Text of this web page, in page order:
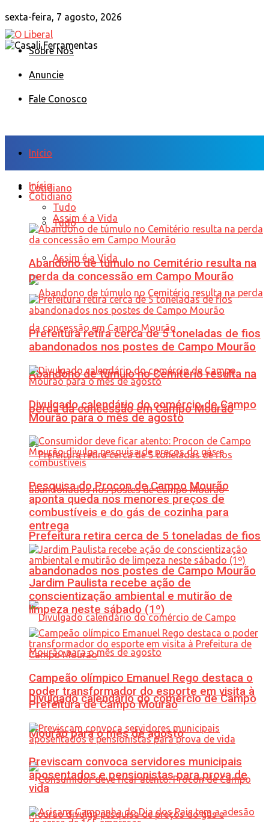
sexta-feira, 7 agosto, 2026
Sobre Nós
Anuncie
Fale Conosco
Início
Cotidiano
Tudo
Assim é a Vida
Abandono de túmulo no Cemitério resulta na
perda da concessão em Campo Mourão
Prefeitura retira cerca de 5 toneladas de fios
abandonados nos postes de Campo Mourão
Divulgado calendário do comércio de Campo
Mourão para o mês de agosto
Início
Cotidiano
Tudo
Assim é a Vida
Abandono de túmulo no Cemitério resulta na
perda da concessão em Campo Mourão
Prefeitura retira cerca de 5 toneladas de fios
abandonados nos postes de Campo Mourão
Divulgado calendário do comércio de Campo
Mourão para o mês de agosto
Pesquisa do Procon de Campo Mourão
aponta queda nos menores preços de
combustíveis e do gás de cozinha para
entrega
Jardim Paulista recebe ação de
conscientização ambiental e mutirão de
limpeza neste sábado (1º)
Campeão olímpico Emanuel Rego destaca o
poder transformador do esporte em visita à
Prefeitura de Campo Mourão
Previscam convoca servidores municipais
aposentados e pensionistas para prova de
vida